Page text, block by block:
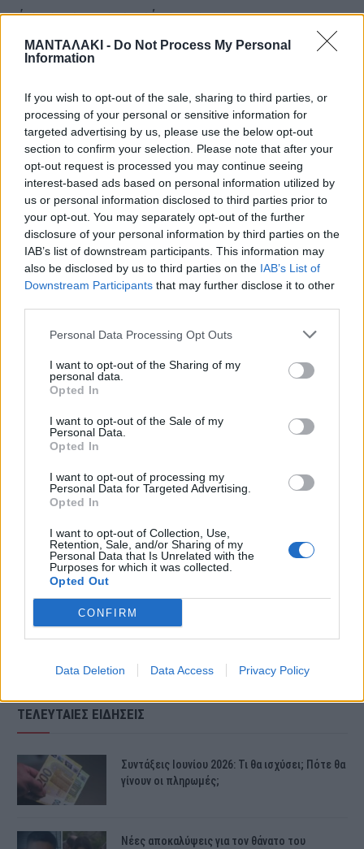
ΜΑΝΤΑΛΑΚΙ - Do Not Process My Personal
Information
If you wish to opt-out of the sale, sharing to third parties, or
processing of your personal or sensitive information for
targeted advertising by us, please use the below opt-out
section to confirm your selection. Please note that after your
opt-out request is processed you may continue seeing
interest-based ads based on personal information utilized by
us or personal information disclosed to third parties prior to
your opt-out. You may separately opt-out of the further
disclosure of your personal information by third parties on the
IAB’s list of downstream participants. This information may
also be disclosed by us to third parties on the IAB’s List of
Downstream Participants that may further disclose it to other
Personal Data Processing Opt Outs
I want to opt-out of the Sharing of my
personal data.
Opted In
I want to opt-out of the Sale of my
Personal Data.
Opted In
I want to opt-out of processing my
Personal Data for Targeted Advertising.
Opted In
I want to opt-out of Collection, Use,
Retention, Sale, and/or Sharing of my
Personal Data that Is Unrelated with the
Purposes for which it was collected.
Opted Out
CONFIRM
Data Deletion Data Access Privacy Policy
έφτασε στα επείγοντα του
νοσοκομείου στον συντομότερο
Όλο το ιατρικό και νοσηλευτικό
προσωπικό του νοσοκομείου που ήταν
διαθέσιμο επιλήφθηκε για να κρατηθεί
στη ζωή το 4χρονο αγγελούδι.
Δείτε βίντεο από τη στιγμή που το
ΤΕΛΕΥΤΑΙΕΣ ΕΙΔΗΣΕΙΣ
Συντάξεις Ιουνίου 2026: Τι θα ισχύσει; Πότε θα
γίνουν οι πληρωμές;
Νέες αποκαλύψεις για τον θάνατο του